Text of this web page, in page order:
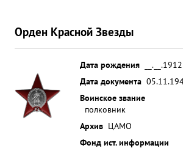
Орден Красной Звезды
Дата рождения
__.__.1912
Дата документа
Воинское звание
полковник
Архив ЦАМО
Фонд ист. информации